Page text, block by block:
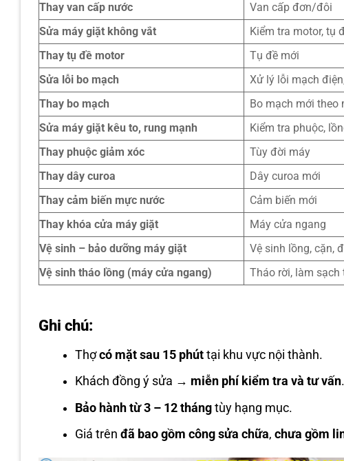
Thay van cấp nước
Van cấp đơn/đôi
Sửa máy giặt không vắt
Kiểm tra motor, tụ
Thay tụ đề motor
Tụ đề mới
Sửa lỗi bo mạch
Xử lý lỗi mạch
Thay bo mạch
Bo mạch mới theo
Sửa máy giặt kêu to, rung mạnh
Kiểm tra phuộc,
Thay phuộc giảm xóc
Tùy đời máy
Thay dây curoa
Dây curoa mới
Thay cảm biến mực nước
Cảm biến mới
Thay khóa cửa máy giặt
Máy cửa ngang
Vệ sinh – bảo dưỡng máy giặt
Vệ sinh lồng, cặn,
Vệ sinh tháo lồng (máy cửa ngang)
Tháo rời, làm sạch
Ghi chú:
Thợcó mặt sau 15 phút tại khu vực nội thành.
Khách đồng ý sửa → miễn phí kiểm tra và tư vấn.
Bảo hành từ 3 – 12 tháng tùy hạng mục.
Giá trênđã bao gồm công sửa chữa,chưa gồm